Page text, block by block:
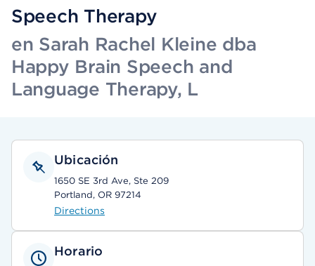
Speech Therapy
en Sarah Rachel Kleine dba
Happy Brain Speech and
Language Therapy, L
Ubicación
1650 SE 3rd Ave, Ste 209
Portland, OR 97214
Directions
Horario